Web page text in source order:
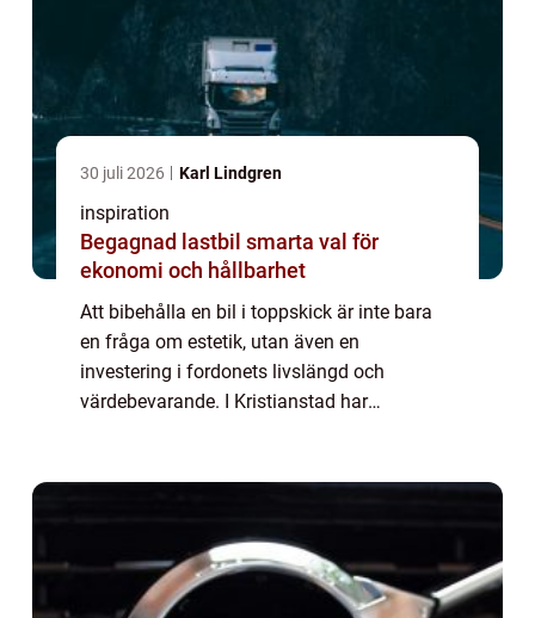
30 juli 2026 Karl Lindgren
inspiration
Begagnad lastbil smarta val för
ekonomi och hållbarhet
Att bibehålla en bil i toppskick är inte bara
en fråga om estetik, utan även en
investering i fordonets livslängd och
värdebevarande. I Kristianstad har